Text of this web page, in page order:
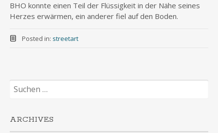
BHO konnte einen Teil der Flüssigkeit in der Nähe seines
Herzes erwärmen, ein anderer fiel auf den Boden.
Posted in: streetart
Suchen
nach:
ARCHIVES